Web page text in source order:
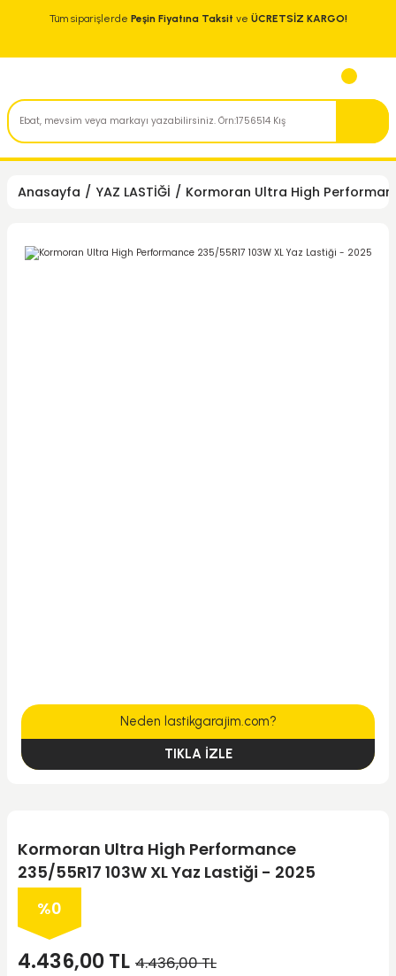
Tüm siparişlerde Peşin Fiyatına Taksit ve ÜCRETSİZ KARGO!
Anasayfa YAZ LASTİĞİ Kormoran Ultra High
Neden lastikgarajim.com?
TIKLA İZLE
Kormoran Ultra High Performance
235/55R17 103W XL Yaz Lastiği - 2025
%0
4.436,00 TL 4.436,00 TL